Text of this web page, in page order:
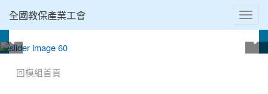
全國教保產業工會
回模組首頁